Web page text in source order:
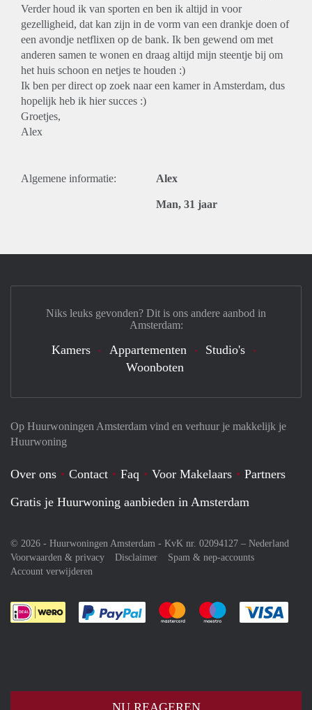
Verder houd ik van sporten en ben ik altijd in voor
gezelligheid, dat kan zijn in de vorm van een drankje doen of
een avondje netflixen op de bank. Ik ben gewend om met
anderen samen te wonen en draag altijd mijn steentje bij om
het huis schoon en netjes te houden :)
Ik ben per direct op zoek naar een kamer in Amsterdam, dus
hopelijk heb ik hier succes :)
Groetjes,
Alex
Algemene informatie: Alex
Man, 31 jaar
NU REAGEREN
Op Huurwoningen Amsterdam vind en verhuur je makkelijk je
Huurwoning
Over ons Contact Faq Voor Makelaars
Partners
Gratis je Huurwoning aanbieden in Amsterdam
© 2026 - Huurwoningen Amsterdam - KvK nr. 02094127 – Nederland
Voorwaarden & privacy
Disclaimer
Spam & nep-accounts
Account verwijderen
Je rekent gemakkelijk af met Paypal
Je rekent gemakkelijk af met
Je rekent
Niks leuks gevonden? Dit is ons andere aanbod in
Amsterdam:
Kamers Appartementen
Studio's
Woonboten